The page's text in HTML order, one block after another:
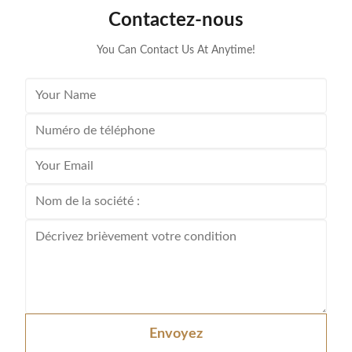
Contactez-nous
You Can Contact Us At Anytime!
Envoyez